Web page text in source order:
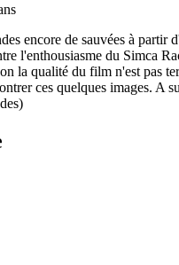
encore de sauvées à partir
l'enthousiasme du Simca
la qualité du film n'est pas
ces quelques images. A